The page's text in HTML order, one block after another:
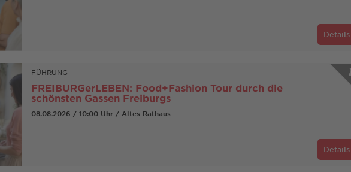
Details
FÜHRUNG
FREIBURGerLEBEN: Food+Fashion Tour durch die
schönsten Gassen Freiburgs
08.08.2026 / 10:00 Uhr / Altes Rathaus
Details